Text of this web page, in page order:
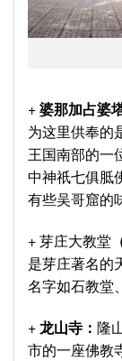
+婆那加占婆
为这里供奉
王国南部的一
中神祇七俱胝
有些吴哥窟的
+ 芽庄大教堂
是芽庄著名的
名字如石教堂
+龙山寺： 隆
市的一座佛教